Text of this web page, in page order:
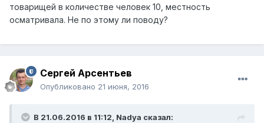
товарищей в количестве человек 10, местность
осматривала. Не по этому ли поводу?
Сергей Арсентьев
Опубликовано 21 июня, 2016
В 21.06.2016 в 11:12, Nadya сказал: